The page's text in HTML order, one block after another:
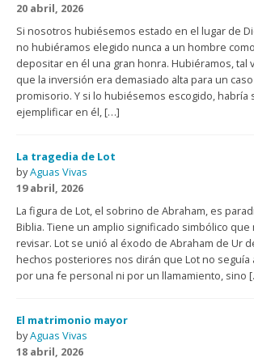
20 abril, 2026
Si nosotros hubiésemos estado en el lugar de
no hubiéramos elegido nunca a un hombre
depositar en él una gran honra. Hubiéramos, tal
que la inversión era demasiado alta para un
promisorio. Y si lo hubiésemos escogido, habría
ejemplificar en él, […]
La tragedia de Lot
byAguas Vivas
19 abril, 2026
La figura de Lot, el sobrino de Abraham, es
Biblia. Tiene un amplio significado simbólico que
revisar. Lot se unió al éxodo de Abraham de Ur
hechos posteriores nos dirán que Lot no seguía
por una fe personal ni por un llamamiento, sino
El matrimonio mayor
byAguas Vivas
18 abril, 2026